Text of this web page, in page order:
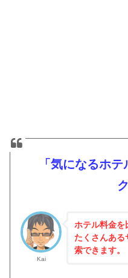
「気になるホ
Kai
ホテル料金を
たくさんある
索できます。